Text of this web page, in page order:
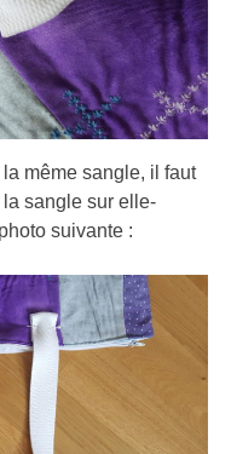
même sangle, il faut
sangle sur elle-
suivante :